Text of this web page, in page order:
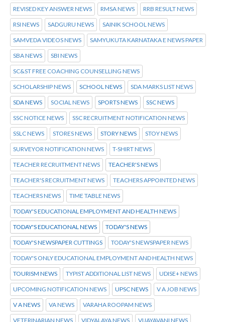
REVISED KEY ANSWER NEWS RMSA NEWS RRB RESULT NEWS
RSI NEWS SADGURU NEWS SAINIK SCHOOL NEWS
SAMVEDA VIDEOS NEWS SAMYUKUTA KARNATAKA E NEWS PAPER
SBA NEWS SBI NEWS
SC&ST FREE COACHING COUNSELLING NEWS
SCHOLARSHIP NEWS SCHOOL NEWS SDA MARKS LIST NEWS
SDA NEWS SOCIAL NEWS SPORTS NEWS SSC NEWS
SSC NOTICE NEWS SSC RECRUITMENT NOTIFICATION NEWS
SSLC NEWS STORES NEWS STORY NEWS STOY NEWS
SURVEYOR NOTIFICATION NEWS T-SHIRT NEWS
TEACHER RECRUITMENT NEWS TEACHER'S NEWS
TEACHER'S RECRUITMENT NEWS TEACHERS APPOINTED NEWS
TEACHERS NEWS TIME TABLE NEWS
TODAY'S EDUCATIONAL EMPLOYMENT AND HEALTH NEWS
TODAY'S EDUCATIONAL NEWS TODAY'S NEWS
TODAY'S NEWSPAPER CUTTINGS TODAY'S NEWSPAPER NEWS
TODAY'S ONLY EDUCATIONAL EMPLOYMENT AND HEALTH NEWS
TOURISM NEWS TYPIST ADDITIONAL LIST NEWS UDISE+ NEWS
UPCOMING NOTIFICATION NEWS UPSC NEWS V A JOB NEWS
V A NEWS VA NEWS VARAHA ROOPAM NEWS
VETERINARIAN NEWS VIDYALAYA NEWS VIJAYAVANI NEWS